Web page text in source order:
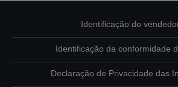
Identificação do
Identificação da conformidade
Declaração de Privacidade das